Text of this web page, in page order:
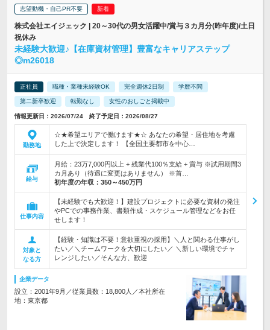
志望動機・自己PR不要
株式会社エイジェック | 20～30代の男女活躍中/賞与３カ月分(昨年度)/土日
祝休み
未経験大歓迎♪【在庫資材管理】豊富なキャリアステップ
◎m26018
正社員 職種・業種未経験OK 完全週休2日制 学歴不問
第二新卒歓迎 転勤なし 女性のおしごと掲載中
情報更新日：2026/07/24 終了予定日：2026/08/27
勤務地
☆★希望エリアで働けます★☆ あなたの希望・居住地を考慮
した上で決定します！ 【全国主要都市を中心…
給与
月給：23万7,000円以上 + 残業代100％支給 + 賞与 ※試用期間3
カ月あり（待遇に変更はありません） ※首…
初年度の年収： 350～450万円
仕事内容
【未経験でも大歓迎！】建設プロジェクトに必要な資材の発注
やPCでの事務作業、書類作成・スケジュール管理などをお任
せします！
対象と
なる方
【経験・知識は不要！意欲重視の採用】＼人と関わる仕事がし
たい／＼チームワークを大切にしたい／ ＼新しい環境でチャ
レンジしたい／そんな方、歓迎
企業データ
設立：2001年9月／従業員数：18,800人／本社所在
地：東京都